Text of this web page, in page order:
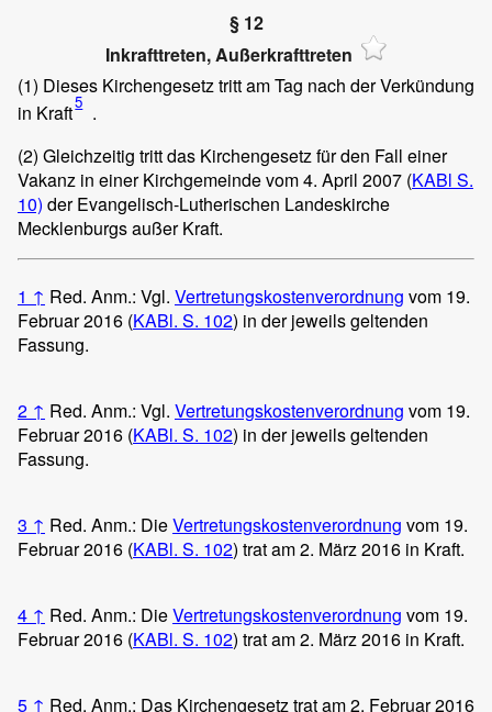
§ 12
Inkrafttreten, Außerkrafttreten
(1) Dieses Kirchengesetz tritt am Tag nach der Verkündung
in Kraft5 .
(2) Gleichzeitig tritt das Kirchengesetz für den Fall einer
Vakanz in einer Kirchgemeinde vom 4. April 2007 (KABl S.
10) der Evangelisch-Lutherischen Landeskirche
Mecklenburgs außer Kraft.
1 ↑ Red. Anm.: Vgl. Vertretungskostenverordnung vom 19.
Februar 2016 (KABl. S. 102) in der jeweils geltenden
Fassung.
2 ↑ Red. Anm.: Vgl. Vertretungskostenverordnung vom 19.
Februar 2016 (KABl. S. 102) in der jeweils geltenden
Fassung.
3 ↑ Red. Anm.: DieVertretungskostenverordnung vom 19.
Februar 2016 (KABl. S. 102) trat am 2. März 2016 in Kraft.
4 ↑ Red. Anm.: DieVertretungskostenverordnung vom 19.
Februar 2016 (KABl. S. 102) trat am 2. März 2016 in Kraft.
5 ↑ Red. Anm.: Das Kirchengesetz trat am 2. Februar 2016